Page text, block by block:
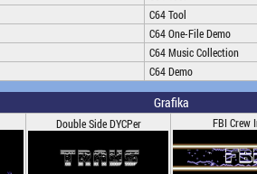
C64 Tool
C64 One-File Demo
C64 Music Collection
C64 Demo
Grafika
Double Side DYCPer FBI Crew